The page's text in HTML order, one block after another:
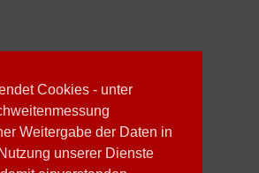
Cookies - unter
Weitergabe der Daten in
unserer Dienste